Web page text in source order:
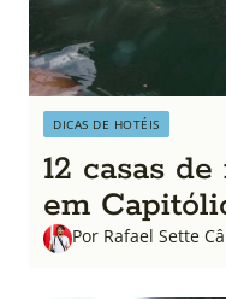
:
DICAS DE HOTÉIS
12 casas
em
Por Rafael Sette